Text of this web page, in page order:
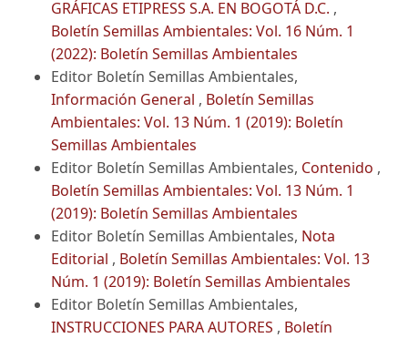
GRÁFICAS ETIPRESS S.A. EN BOGOTÁ D.C. ,
Boletín Semillas Ambientales: Vol. 16 Núm. 1
(2022): Boletín Semillas Ambientales
Editor Boletín Semillas Ambientales,
Información General , Boletín Semillas
Ambientales: Vol. 13 Núm. 1 (2019): Boletín
Semillas Ambientales
Editor Boletín Semillas Ambientales, Contenido ,
Boletín Semillas Ambientales: Vol. 13 Núm. 1
(2019): Boletín Semillas Ambientales
Editor Boletín Semillas Ambientales, Nota
Editorial , Boletín Semillas Ambientales: Vol. 13
Núm. 1 (2019): Boletín Semillas Ambientales
Editor Boletín Semillas Ambientales,
INSTRUCCIONES PARA AUTORES , Boletín